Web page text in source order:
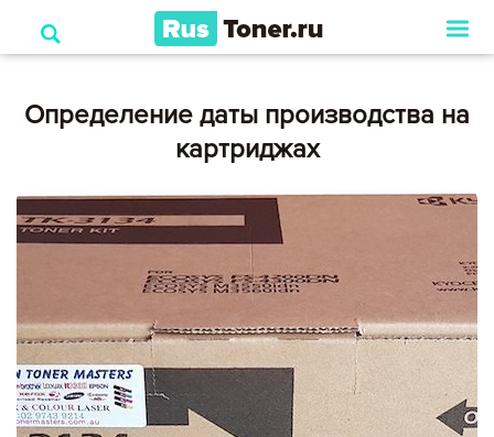
Определение даты производства на
картриджах